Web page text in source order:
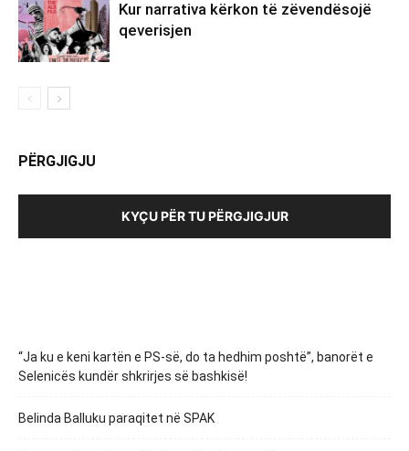
Kur narrativa kërkon të zëvendësojë
qeverisjen
PËRGJIGJU
KYÇU PËR TU PËRGJIGJUR
“Ja ku e keni kartën e PS-së, do ta hedhim poshtë”, banorët e
Selenicës kundër shkrirjes së bashkisë!
Belinda Balluku paraqitet në SPAK